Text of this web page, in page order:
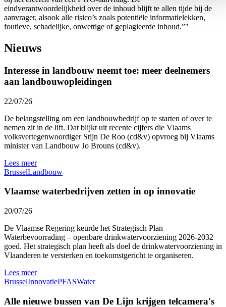
eindverantwoordelijkheid over de inhoud blijft te allen tijde bij de
aanvrager, alsook alle risico’s zoals potentiële informatielekken,
foutieve, schadelijke, onwettige of geplagieerde inhoud.”"
Nieuws
Interesse in landbouw neemt toe: meer deelnemers
aan landbouwopleidingen
22/07/26
De belangstelling om een landbouwbedrijf op te starten of over te
nemen zit in de lift. Dat blijkt uit recente cijfers die Vlaams
volksvertegenwoordiger Stijn De Roo (cd&v) opvroeg bij Vlaams
minister van Landbouw Jo Brouns (cd&v).
Lees meer
BrusselLandbouw
Vlaamse waterbedrijven zetten in op innovatie
20/07/26
De Vlaamse Regering keurde het Strategisch Plan
Waterbevoorrading – openbare drinkwatervoorziening 2026-2032
goed. Het strategisch plan heeft als doel de drinkwatervoorziening in
Vlaanderen te versterken en toekomstgericht te organiseren.
Lees meer
BrusselInnovatiePFASWater
Alle nieuwe bussen van De Lijn krijgen telcamera's